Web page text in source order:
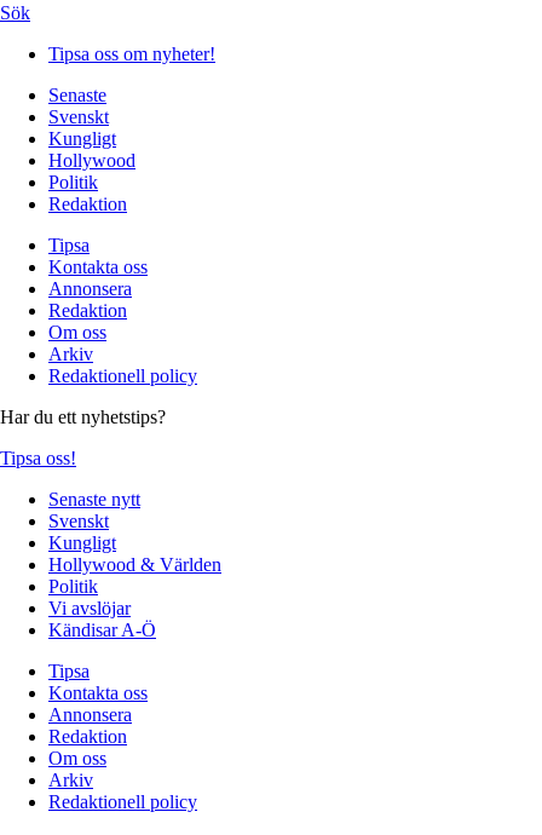
Sök
Tipsa oss om nyheter!
Senaste
Svenskt
Kungligt
Hollywood
Politik
Redaktion
Tipsa
Kontakta oss
Annonsera
Redaktion
Om oss
Arkiv
Redaktionell policy
Har du ett nyhetstips?
Tipsa oss!
Senaste nytt
Svenskt
Kungligt
Hollywood & Världen
Politik
Vi avslöjar
Kändisar A-Ö
Tipsa
Kontakta oss
Annonsera
Redaktion
Om oss
Arkiv
Redaktionell policy